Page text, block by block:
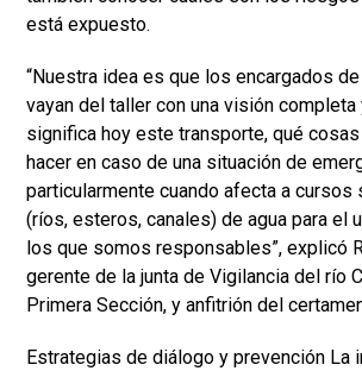
está expuesto.
“Nuestra idea es que los encargados
vayan del taller con una visión
significa hoy este transporte, qué
hacer en caso de una situación de
particularmente cuando afecta a cursos
(ríos, esteros, canales) de agua para el
los que somos responsables”, explicó
gerente de la junta de Vigilancia del río
Primera Sección, y anfitrión del
Estrategias de diálogo y prevención La